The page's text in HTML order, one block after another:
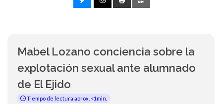
Mabel Lozano conciencia sobre la
explotación sexual ante alumnado
de El Ejido
Tiempo de lectura aprox. <1min.